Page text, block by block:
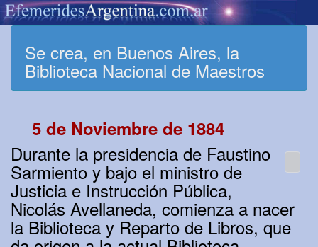
Se crea, en Buenos Aires, la
Biblioteca Nacional de Maestros
5 de Noviembre de 1884
Durante la presidencia de Faustino
Sarmiento y bajo el ministro de
Justicia e Instrucción Pública,
Nicolás Avellaneda, comienza a nacer
la Biblioteca y Reparto de Libros, que